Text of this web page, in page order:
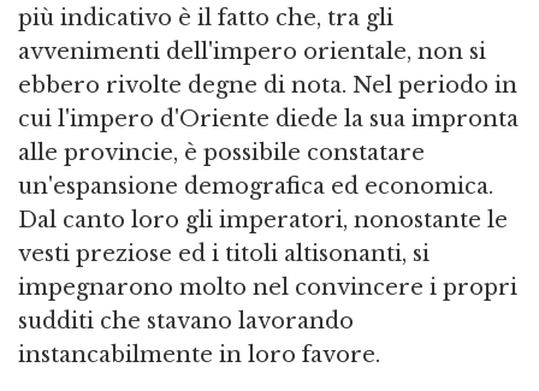
più indicativo è il fatto che, tra gli
avvenimenti dell'impero orientale, non si
ebbero rivolte degne di nota. Nel periodo in
cui l'impero d'Oriente diede la sua impronta
alle provincie, è possibile constatare
un'espansione demografica ed economica.
Dal canto loro gli imperatori, nonostante le
vesti preziose ed i titoli altisonanti, si
impegnarono molto nel convincere i propri
sudditi che stavano lavorando
instancabilmente in loro favore.